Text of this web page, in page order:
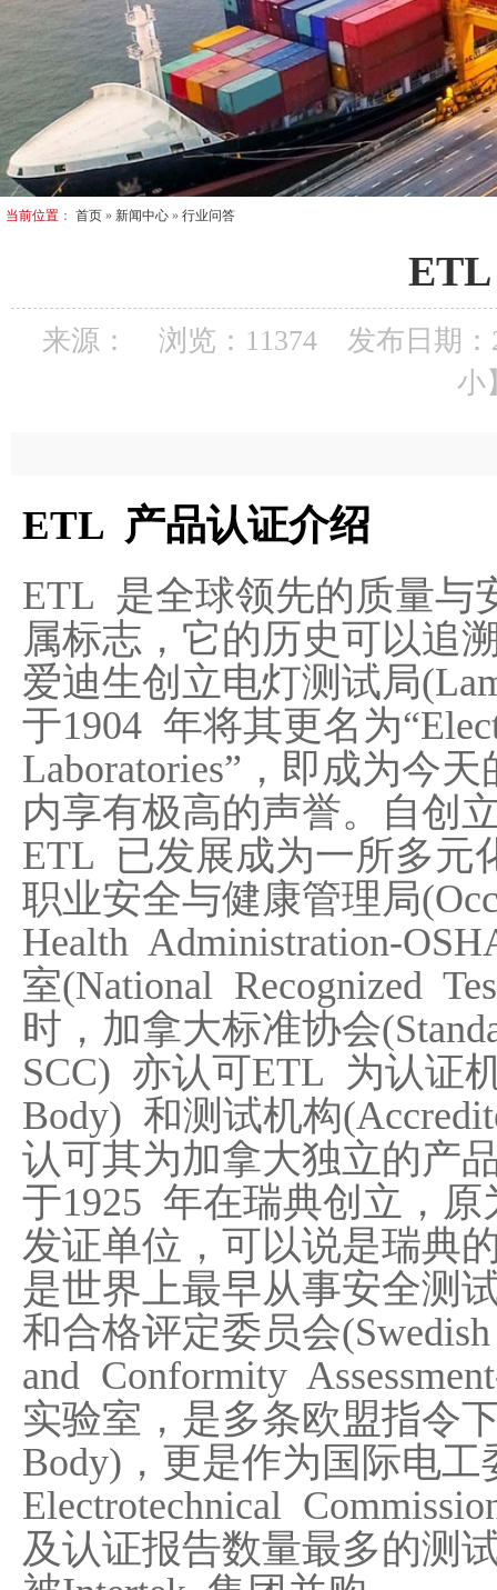
当前位置 ： 首页 » 新闻中心 » 行业问答
来源： 浏览：11374
发布日期：
小
ETL 产品认证介绍
ETL 是全球领先的质量与
属标志，它的历史可以追
爱迪生创立电灯测试局
于1904 年将其更名为
Laboratories”，即成为今
内享有极高的声誉。自创
ETL 已发展成为一所多元
职业安全与健康管理局
Health Administration-
室(National Recognized
时，加拿大标准协会
SCC) 亦认可ETL 为认证
Body) 和测试机构
认可其为加拿大独立的产
于1925 年在瑞典创立，
发证单位，可以说是瑞典
是世界上最早从事安全测
和合格评定委员会
and Conformity
实验室，是多条欧盟指令
Body)，更是作为国际电工
Electrotechnical
及认证报告数量最多的测